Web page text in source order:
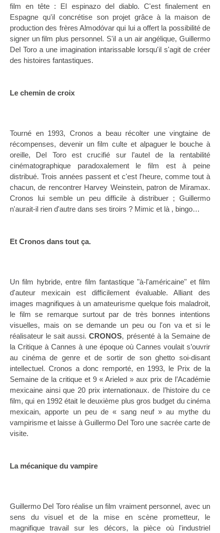
film en tête : El espinazo del diablo. C'est finalement en
Espagne qu'il concrétise son projet grâce à la maison de
production des frères Almodóvar qui lui a offert la possibilité de
signer un film plus personnel. S'il a un air angélique, Guillermo
Del Toro a une imagination intarissable lorsqu'il s'agit de créer
des histoires fantastiques.
Le chemin de croix
Tourné en 1993, Cronos a beau récolter une vingtaine de
récompenses, devenir un film culte et alpaguer le bouche à
oreille, Del Toro est crucifié sur l’autel de la rentabilité
cinématographique paradoxalement le film est à peine
distribué. Trois années passent et c'est l'heure, comme tout à
chacun, de rencontrer Harvey Weinstein, patron de Miramax.
Cronos lui semble un peu difficile à distribuer ; Guillermo
n'aurait-il rien d'autre dans ses tiroirs ? Mimic et là , bingo…
Et Cronos dans tout ça.
Un film hybride, entre film fantastique "à-l'américaine" et film
d'auteur mexicain est difficilement évaluable. Alliant des
images magnifiques à un amateurisme quelque fois maladroit,
le film se remarque surtout par de très bonnes intentions
visuelles, mais on se demande un peu ou l'on va et si le
réalisateur le sait aussi.CRONOS, présenté à la Semaine de
la Critique à Cannes à une époque où Cannes voulait s’ouvrir
au cinéma de genre et de sortir de son ghetto soi-disant
intellectuel. Cronos a donc remporté, en 1993, le Prix de la
Semaine de la critique et 9 « Arieled » aux prix de l’Académie
mexicaine ainsi que 20 prix internationaux. de l’histoire du ce
film, qui en 1992 était le deuxième plus gros budget du cinéma
mexicain, apporte un peu de « sang neuf » au mythe du
vampirisme et laisse à Guillermo Del Toro une sacrée carte de
visite.
La mécanique du vampire
Guillermo Del Toro réalise un film vraiment personnel, avec un
sens du visuel et de la mise en scène prometteur, le
magnifique travail sur les décors, la pièce où l'industriel